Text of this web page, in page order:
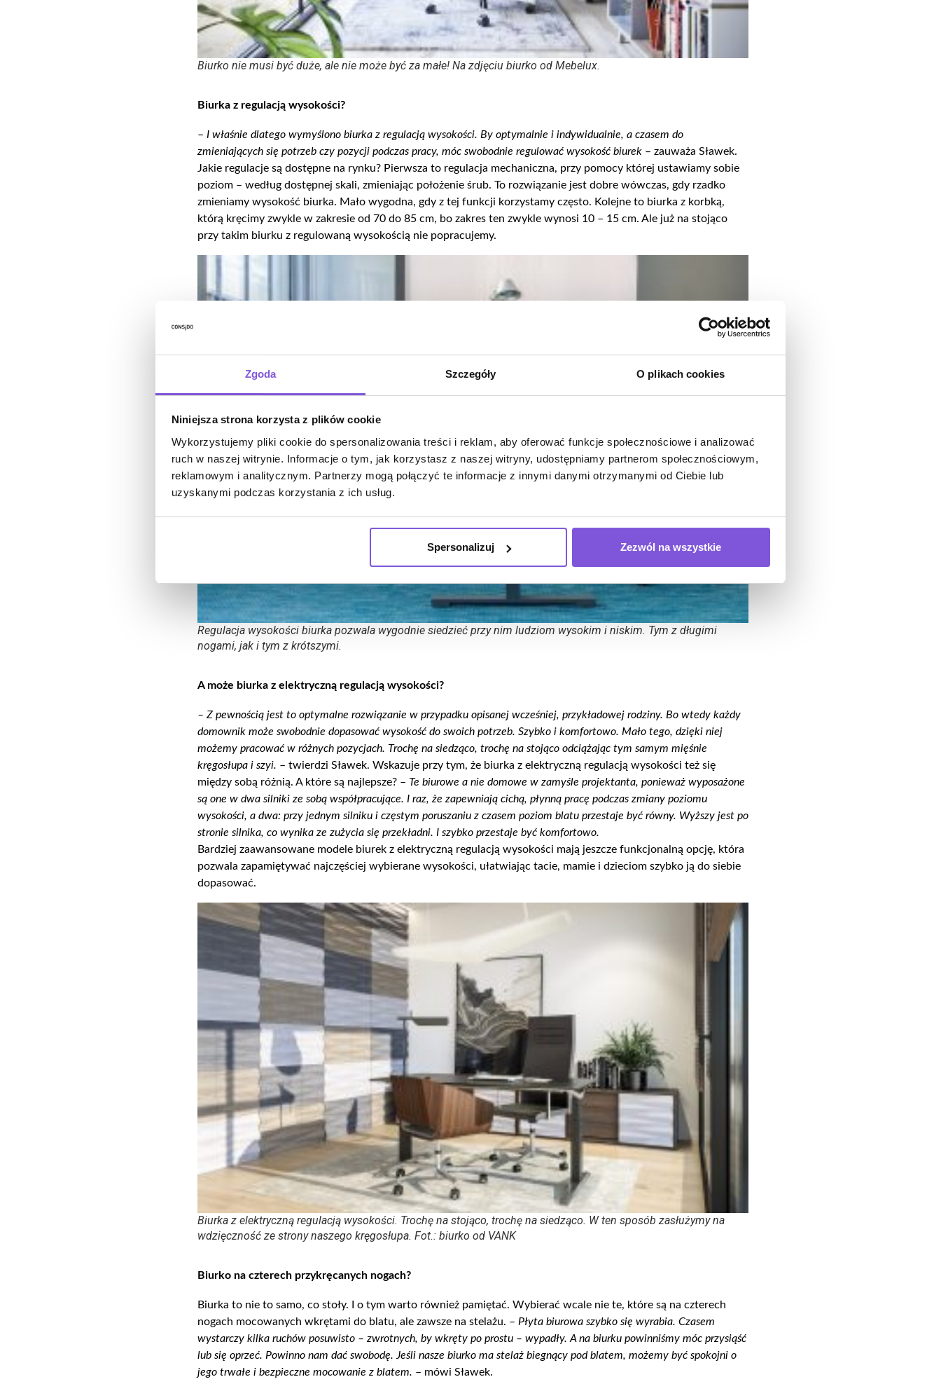
Zgoda Szczegóły O plikach cookies
Niniejsza strona korzysta z plików cookie
Wykorzystujemy pliki cookie do spersonalizowania treści i reklam, aby oferować funkcje społecznościowe i analizować
ruch w naszej witrynie. Informacje o tym, jak korzystasz z naszej witryny, udostępniamy partnerom społecznościowym,
reklamowym i analitycznym. Partnerzy mogą połączyć te informacje z innymi danymi otrzymanymi od Ciebie lub
uzyskanymi podczas korzystania z ich usług.
Spersonalizuj Zezwól na wszystkie
Biurko nie musi być duże, ale nie może być za małe! Na zdjęciu biurko od Mebelux.
Biurka z regulacją wysokości?
– I właśnie dlatego wymyślono biurka z regulacją wysokości. By optymalnie i indywidualnie, a czasem do
zmieniających się potrzeb czy pozycji podczas pracy, móc swobodnie regulować wysokość biurek – zauważa Sławek.
Jakie regulacje są dostępne na rynku? Pierwsza to regulacja mechaniczna, przy pomocy której ustawiamy sobie
poziom – według dostępnej skali, zmieniając położenie śrub. To rozwiązanie jest dobre wówczas, gdy rzadko
zmieniamy wysokość biurka. Mało wygodna, gdy z tej funkcji korzystamy często. Kolejne to biurka z korbką,
którą kręcimy zwykle w zakresie od 70 do 85 cm, bo zakres ten zwykle wynosi 10 – 15 cm. Ale już na stojąco
przy takim biurku z regulowaną wysokością nie popracujemy.
Regulacja wysokości biurka pozwala wygodnie siedzieć przy nim ludziom wysokim i niskim. Tym z długimi
nogami, jak i tym z krótszymi.
A może biurka z elektryczną regulacją wysokości?
– Z pewnością jest to optymalne rozwiązanie w przypadku opisanej wcześniej, przykładowej rodziny. Bo wtedy każdy
domownik może swobodnie dopasować wysokość do swoich potrzeb. Szybko i komfortowo. Mało tego, dzięki niej
możemy pracować w różnych pozycjach. Trochę na siedząco, trochę na stojąco odciążając tym samym mięśnie
kręgosłupa i szyi. – twierdzi Sławek. Wskazuje przy tym, że biurka z elektryczną regulacją wysokości też się
między sobą różnią. A które są najlepsze? – Te biurowe a nie domowe w zamyśle projektanta, ponieważ wyposażone
są one w dwa silniki ze sobą współpracujące. I raz, że zapewniają cichą, płynną pracę podczas zmiany poziomu
wysokości, a dwa: przy jednym silniku i częstym poruszaniu z czasem poziom blatu przestaje być równy. Wyższy jest po
stronie silnika, co wynika ze zużycia się przekładni. I szybko przestaje być komfortowo.
Bardziej zaawansowane modele biurek z elektryczną regulacją wysokości mają jeszcze funkcjonalną opcję, która
pozwala zapamiętywać najczęściej wybierane wysokości, ułatwiając tacie, mamie i dzieciom szybko ją do siebie
dopasować.
Biurka z elektryczną regulacją wysokości. Trochę na stojąco, trochę na siedząco. W ten sposób zasłużymy na
wdzięczność ze strony naszego kręgosłupa. Fot.: biurko od VANK
Biurko na czterech przykręcanych nogach?
Biurka to nie to samo, co stoły. I o tym warto również pamiętać. Wybierać wcale nie te, które są na czterech
nogach mocowanych wkrętami do blatu, ale zawsze na stelażu. – Płyta biurowa szybko się wyrabia. Czasem
wystarczy kilka ruchów posuwisto – zwrotnych, by wkręty po prostu – wypadły. A na biurku powinniśmy móc przysiąść
lub się oprzeć. Powinno nam dać swobodę. Jeśli nasze biurko ma stelaż biegnący pod blatem, możemy być spokojni o
jego trwałe i bezpieczne mocowanie z blatem. – mówi Sławek.